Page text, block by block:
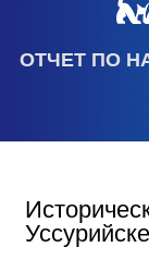
ОТЧЕТ ПО